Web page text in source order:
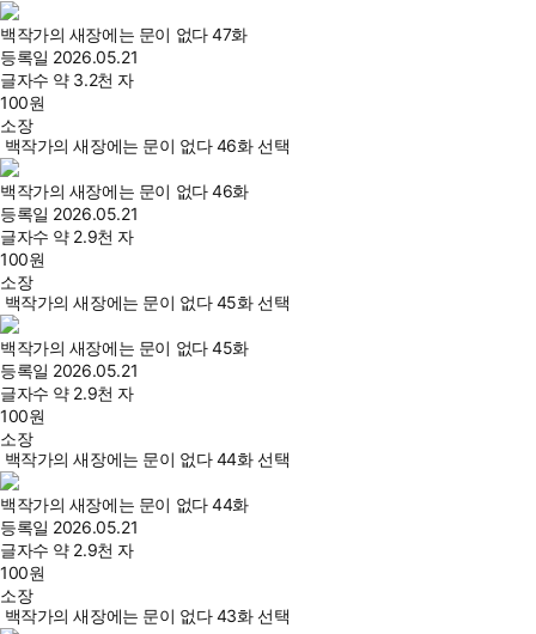
백작가의 새장에는 문이 없다 47화
등록일 2026.05.21
글자수 약 3.2천 자
100원
소장
백작가의 새장에는 문이 없다 46화 선택
백작가의 새장에는 문이 없다 46화
등록일 2026.05.21
글자수 약 2.9천 자
100원
소장
백작가의 새장에는 문이 없다 45화 선택
백작가의 새장에는 문이 없다 45화
등록일 2026.05.21
글자수 약 2.9천 자
100원
소장
백작가의 새장에는 문이 없다 44화 선택
백작가의 새장에는 문이 없다 44화
등록일 2026.05.21
글자수 약 2.9천 자
100원
소장
백작가의 새장에는 문이 없다 43화 선택